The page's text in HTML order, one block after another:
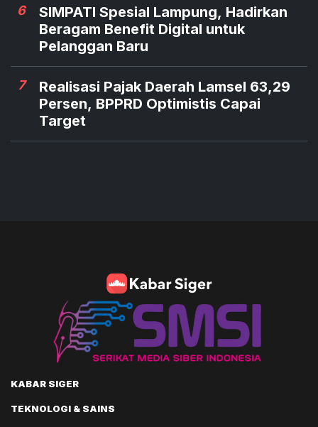
6
SIMPATI Spesial Lampung, Hadirkan
Beragam Benefit Digital untuk
Pelanggan Baru
7
Realisasi Pajak Daerah Lamsel 63,29
Persen, BPPRD Optimistis Capai
Target
KABAR SIGER
TEKNOLOGI & SAINS